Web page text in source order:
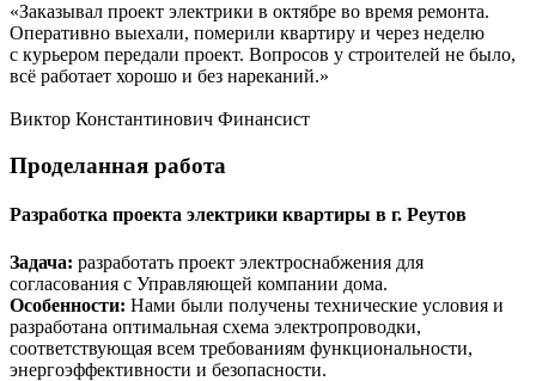
«Заказывал проект электрики в октябре во время ремонта.
Оперативно выехали, померили квартиру и через неделю
с курьером передали проект. Вопросов у строителей не было,
всё работает хорошо и без нареканий.»
Виктор Константинович Финансист
Проделанная работа
Разработка проекта электрики квартиры в г. Реутов
Задача: разработать проект электроснабжения для
согласования с Управляющей компании дома.
Особенности: Нами были получены технические условия и
разработана оптимальная схема электропроводки,
соответствующая всем требованиям функциональности,
энергоэффективности и безопасности.